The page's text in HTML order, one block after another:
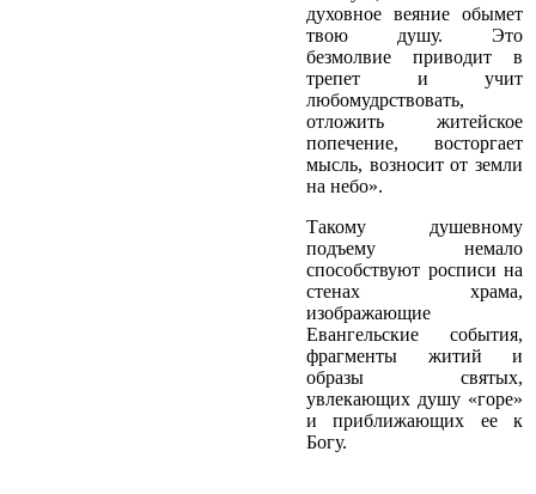
духовное веяние обымет
твою душу. Это
безмолвие приводит в
трепет и учит
любомудрствовать,
отложить житейское
попечение, восторгает
мысль, возносит от земли
на небо».
Такому душевному
подъему немало
способствуют росписи на
стенах храма,
изображающие
Евангельские события,
фрагменты житий и
образы святых,
увлекающих душу «горе»
и приближающих ее к
Богу.